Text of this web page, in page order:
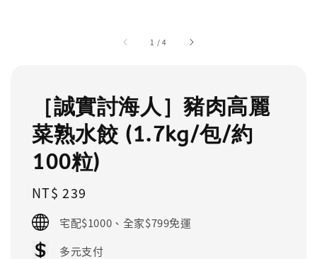
1 /4
［誠實討海人］豬肉高麗
菜熟水餃 (1.7kg/包/約
100粒)
Regular
price
NT$ 239
宅配$1000、全家$799免運
多元支付